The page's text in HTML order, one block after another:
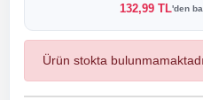
132,99 TL'den
Ürün stokta